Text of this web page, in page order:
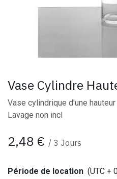
Vase Cylindre
Vase cylindrique d'une
Lavage non incl
2,48 € / 3 Jours
Période de location (UTC +